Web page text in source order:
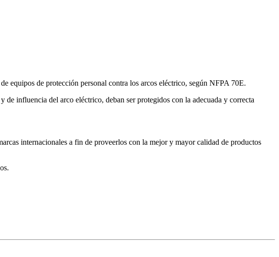
equipos de protección personal contra los arcos eléctrico, según NFPA 70E.
influencia del arco eléctrico, deban ser protegidos con la adecuada y correcta
internacionales a fin de proveerlos con la mejor y mayor calidad de productos